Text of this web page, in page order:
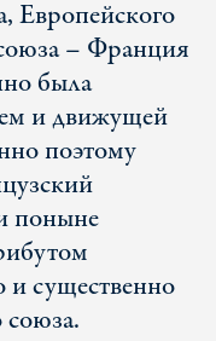
Европейского
– Франция
была
и движущей
поэтому
поныне
существенно
союза.